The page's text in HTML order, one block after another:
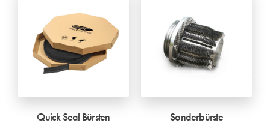
Quick Seal Bürsten Sonderbürste